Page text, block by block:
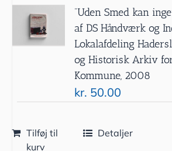
”Uden Smed kan
af DS Håndværk og
Lokalafdeling
og Historisk Arkiv
Kommune, 2008
kr. 50.00
Tilføj til
kurv
Detaljer